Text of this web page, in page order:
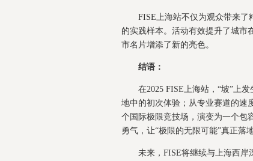
FISE上海站不仅为观众带来
的实践样本。活动有效提升了城市
市名片增添了新的亮色。
结语：
在2025 FISE上海站，“坡”上
地中的初次体验；从专业赛道的
个国际极限竞技场，演变为一个包
勇气，让“极限的无限可能”真正落
未来，FISE将继续与上海西